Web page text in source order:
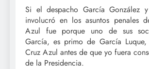
Si el despacho García González
involucró en los asuntos penales
Azul fue porque uno de sus
García, es primo de García
Cruz Azul antes de que yo fuera
de la Presidencia.